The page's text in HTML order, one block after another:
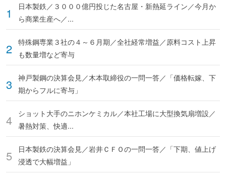
日本製鉄／３０００億円投じた名古屋・新熱延ライン／今月か
ら商業生産へ／...
特殊鋼専業３社の４～６月期／全社経常増益／原料コスト上昇
も数量増など寄与
神戸製鋼の決算会見／木本取締役の一問一答／「価格転嫁、下
期からフルに寄与」
ショット大手のニホンケミカル／本社工場に大型換気扇増設／
暑熱対策、快適...
日本製鉄の決算会見／岩井ＣＦＯの一問一答／「下期、値上げ
浸透で大幅増益」